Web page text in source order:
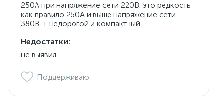
250А при напряжение сети 220В. это редкость
как правило 250А и выше напряжение сети
380В. + недорогой и компактный.
Недостатки:
не выявил.
Поддерживаю